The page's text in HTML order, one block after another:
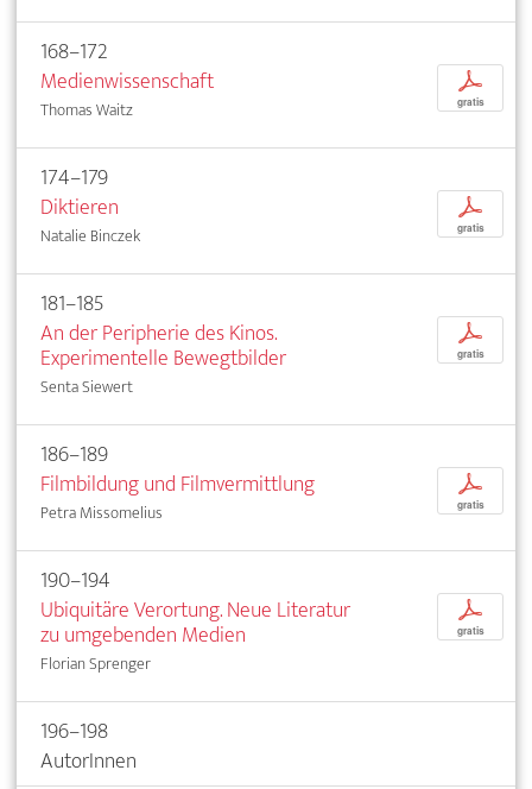
168–172
Medienwissenschaft
Thomas Waitz
p
gratis
174–179
Diktieren
Natalie Binczek
p
gratis
181–185
An der Peripherie des Kinos.
Experimentelle Bewegtbilder
Senta Siewert
p
gratis
186–189
Filmbildung und Filmvermittlung
Petra Missomelius
p
gratis
190–194
Ubiquitäre Verortung. Neue Literatur
zu umgebenden Medien
Florian Sprenger
p
gratis
196–198
AutorInnen